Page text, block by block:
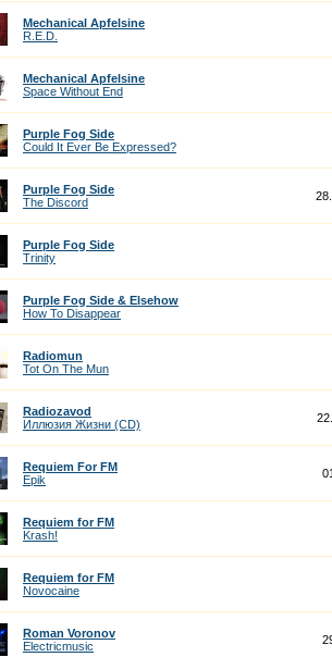
Mechanical Apfelsine
R.E.D.
Mechanical Apfelsine
Space Without End
Purple Fog Side
Could It Ever Be Expressed?
Purple Fog Side
The Discord
Purple Fog Side
Trinity
Purple Fog Side & Elsehow
How To Disappear
Radiomun
Tot On The Mun
Radiozavod
Иллюзия Жизни (CD)
Requiem For FM
Epik
Requiem for FM
Krash!
Requiem for FM
Novocaine
Roman Voronov
Electricmusic